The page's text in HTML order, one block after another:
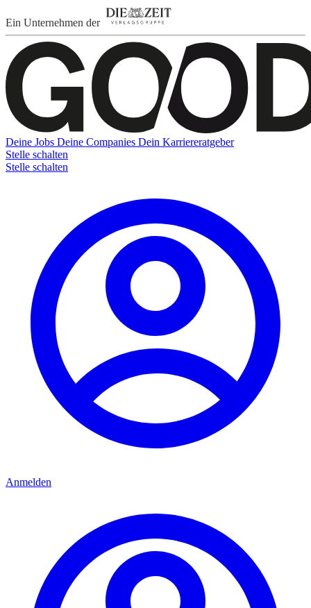
Ein Unternehmen der
Deine Jobs Deine Companies Dein Karriereratgeber
Stelle schalten
Stelle schalten
Anmelden